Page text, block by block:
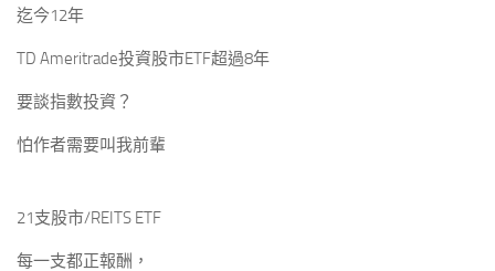
迄今12年
TD Ameritrade投資股市ETF超過8年
要談指數投資？
怕作者需要叫我前輩
21支股市/REITS ETF
每一支都正報酬，